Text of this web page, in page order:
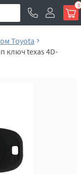
0
Toyota
ключ texas 4D-